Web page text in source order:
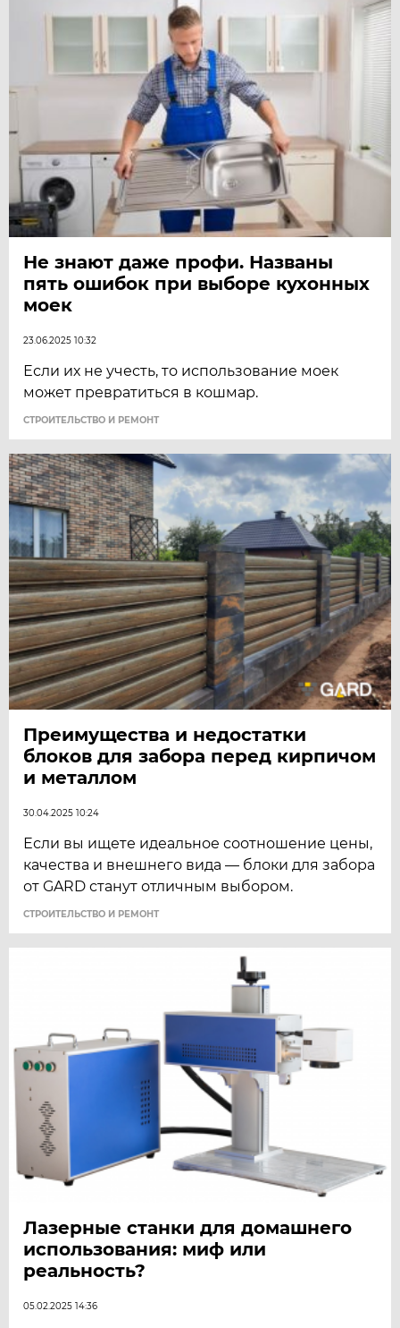
Не знают даже профи. Названы
пять ошибок при выборе кухонных
моек
23.06.2025 10:32
Если их не учесть, то использование моек
может превратиться в кошмар.
СТРОИТЕЛЬСТВО И РЕМОНТ
Преимущества и недостатки
блоков для забора перед кирпичом
и металлом
30.04.2025 10:24
Если вы ищете идеальное соотношение цены,
качества и внешнего вида — блоки для забора
от GARD станут отличным выбором.
СТРОИТЕЛЬСТВО И РЕМОНТ
Лазерные станки для домашнего
использования: миф или
реальность?
05.02.2025 14:36